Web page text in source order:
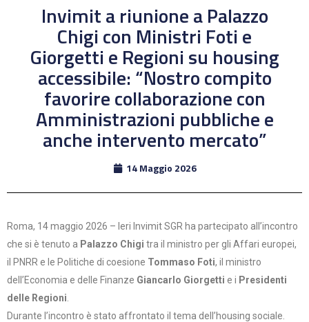
Invimit a riunione a Palazzo
Chigi con Ministri Foti e
Giorgetti e Regioni su housing
accessibile: “Nostro compito
favorire collaborazione con
Amministrazioni pubbliche e
anche intervento mercato”
14 Maggio 2026
Roma, 14 maggio 2026 – Ieri Invimit SGR ha partecipato all’incontro
che si è tenuto a Palazzo Chigi tra il ministro per gli Affari europei,
il PNRR e le Politiche di coesione Tommaso Foti, il ministro
dell’Economia e delle Finanze Giancarlo Giorgetti e i Presidenti
delle Regioni
Durante l’incontro è stato affrontato il tema dell’housing sociale.